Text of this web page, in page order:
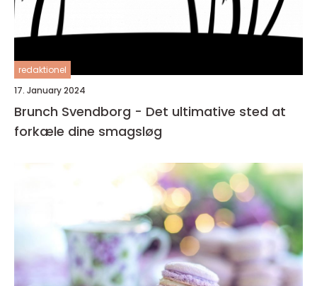
redaktionel
17. January 2024
Brunch Svendborg - Det ultimative sted at
forkæle dine smagsløg